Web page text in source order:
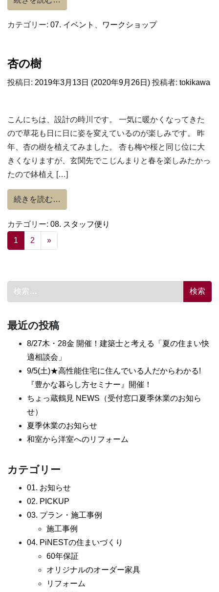
カテゴリー: 07. イベント ワークショップ
杏の樹
投稿日: 2019年3月13日 (2020年9月26日) 投稿者: tokikawa
こんにちは、設計の時川です。 一気に暖かくなってきた
ので草花も日に日に姿を変えているのが楽しみです。 昨
年、杏の樹を植えてみました。 杏も梅や桜と同じ位に大
きくなりますが、玄関先でこじんまりと春を楽しみたかっ
たので鉢植え […]
続きを読む…
カテゴリー: 08. スタッフ便り
投稿ナビゲーション
1 2 »
検索:
最近の投稿
8/27木・28金 開催！建築士と考える「夏の住まい快
適相談会」
9/5(土)★高性能住宅に住んでいる人だからわかる!
『豊かな暮らし方セミナー』開催！
ちょっ蔵鶴見 NEWS（受付窓口夏季休業のお知ら
せ）
夏季休業のお知らせ
和室から洋室へのリフォーム
カテゴリー
01. お知らせ
02. PICKUP
03. プラン・施工事例
施工事例
04. PiNESTの住まいづくり
60年保証
オリジナルのオーダー家具
リフォーム